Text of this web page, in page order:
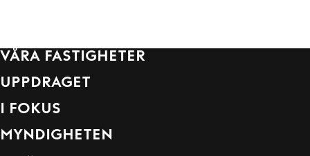
VÅRA FASTIGHETER
UPPDRAGET
I FOKUS
MYNDIGHETEN